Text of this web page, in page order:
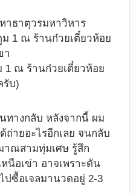
1 ณ ร้านก๋วยเตี๋ยวห้อย
บ)
ทางกลับ หลังจากนี้ ผม
ถ่ายอะไรอีกเลย จนกลับ
าณสามทุ่มเศษ รู้สึก
นือเข่า อาจเพราะดัน
ปซื้อเจลมานวดอยู่ 2-3